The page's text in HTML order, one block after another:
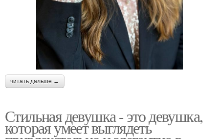
читать дальше →
Стильная девушка - это девушка,
которая умеет выглядеть